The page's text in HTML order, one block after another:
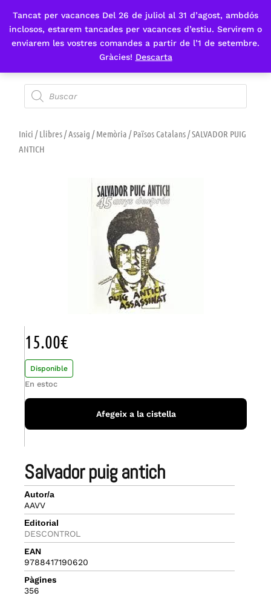
Tancat per vacances Del 26 de juliol al 31 d’agost, ambdós
inclosos, estarem tancades per vacances d’estiu. Servirem o
enviarem les vostres comandes a partir de l’1 de setembre.
Gràcies! Descarta
Fes-te'n sòcia
Inici /Llibres/Assaig /Memòria /Països Catalans/ SALVADOR PUIG
ANTICH
salvador puig antich
Autor/a
AAVV
Editorial
DESCONTROL
EAN
9788417190620
Pàgines
356
15.00€
Disponible
En estoc
Afegeix a la cistella